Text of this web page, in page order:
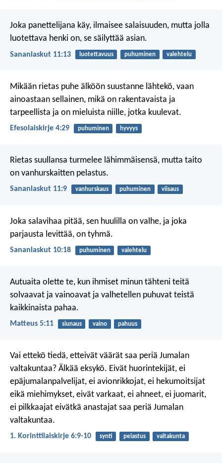
Joka panettelijana käy, ilmaisee salaisuuden, mutta jolla
luotettava henki on, se säilyttää asian.
Sananlaskut 11:13 luotettavuus puhuminen valehtelu
Mikään rietas puhe älköön suustanne lähtekö, vaan
ainoastaan sellainen, mikä on rakentavaista ja
tarpeellista ja on mieluista niille, jotka kuulevat.
Efesolaiskirje 4:29 puhuminen hyvyys
Rietas suullansa turmelee lähimmäisensä, mutta taito
on vanhurskaitten pelastus.
Sananlaskut 11:9 vanhurskaus puhuminen viisaus
Joka salavihaa pitää, sen huulilla on valhe, ja joka
parjausta levittää, on tyhmä.
Sananlaskut 10:18 puhuminen valehtelu
Autuaita olette te, kun ihmiset minun tähteni teitä
solvaavat ja vainoavat ja valhetellen puhuvat teistä
kaikkinaista pahaa.
Matteus 5:11 siunaus vaino pahuus
Vai ettekö tiedä, etteivät väärät saa periä Jumalan
valtakuntaa? Älkää eksykö. Eivät huorintekijät, ei
epäjumalanpalvelijat, ei avionrikkojat, ei hekumoitsijat
eikä miehimykset, eivät varkaat, ei ahneet, ei juomarit,
ei pilkkaajat eivätkä anastajat saa periä Jumalan
valtakuntaa.
1. Korinttilaiskirje 6:9-10 synti pelastus valtakunta